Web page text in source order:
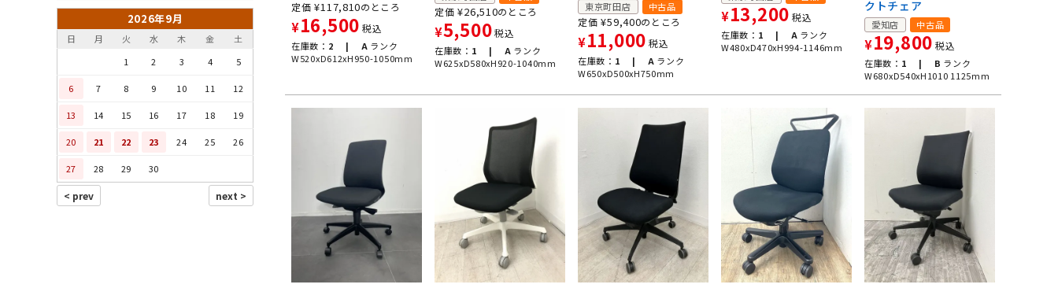
2026年9月
日 月 火 水 木 金
土
1
2 3 4 5
6 7 8 9 10 11 12
13 14 15 16 17 18 19
20 21 22 23 24 25 26
27 28 29 30
定価 ¥117,810のところ
¥16,500 税込
在庫数： 2 | A ランク
W520xD612xH950-1050mm
定価 ¥26,510のところ
¥5,500税込
在庫数： 1 | A ランク
W625xD580xH920-1040mm
東京町田店 中古品
定価 ¥59,400のところ
¥11,000 税込
在庫数： 1 | A ランク
W650xD500xH750mm
¥13,200 税込
在庫数： 1 | A ランク
W480xD470xH994-1146mm
クトチェア
愛知店 中古品
¥19,800 税込
在庫数： 1 | B ランク
W680xD540xH1010 1125mm